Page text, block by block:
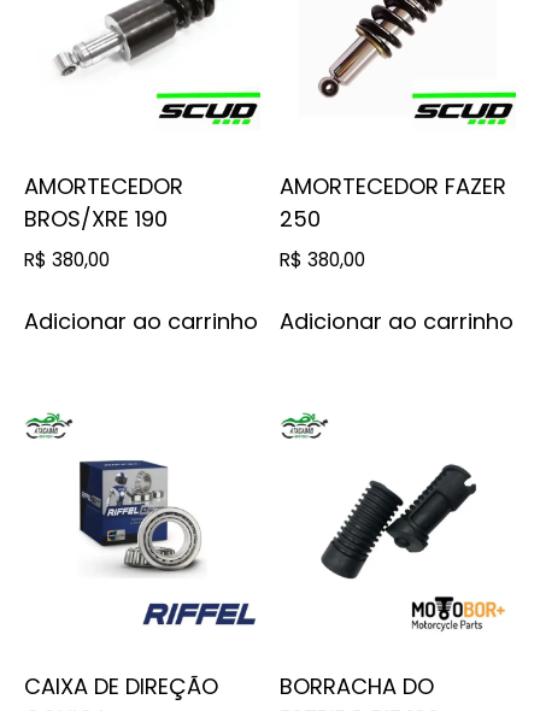
AMORTECEDOR
BROS/XRE 190
R$ 380,00
Adicionar ao carrinho
AMORTECEDOR FAZER
250
R$ 380,00
Adicionar ao carrinho
CAIXA DE DIREÇÃO
BORRACHA DO